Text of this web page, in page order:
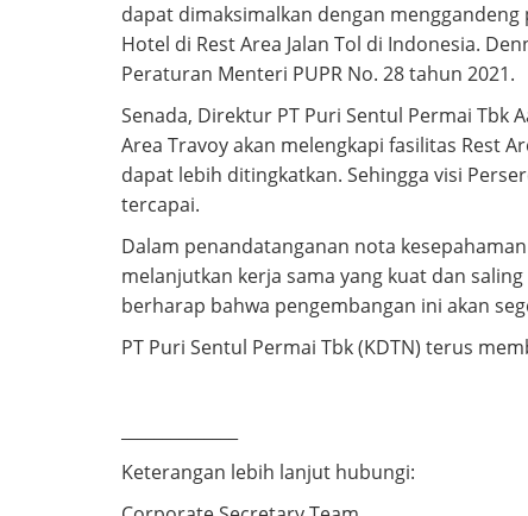
dapat dimaksimalkan dengan
Hotel di Rest Area Jalan Tol di Indonesia.
Peraturan Menteri PUPR No. 28 tahun 2021.
Senada, Direktur PT Puri Sentul Permai Tbk
Area Travoy akan melengkapi fasilitas Rest
dapat lebih ditingkatkan. Sehingga visi
tercapai.
Dalam penandatanganan nota
melanjutkan kerja sama yang kuat dan
berharap bahwa pengembangan ini akan
PT Puri Sentul Permai Tbk (KDTN) terus
Keterangan lebih lanjut hubungi: